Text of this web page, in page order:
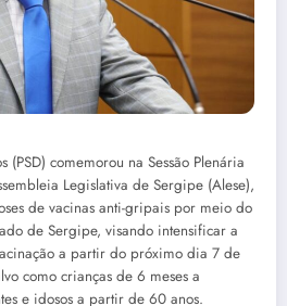
comemorou na Sessão Plenária
Legislativa de Sergipe (Alese),
de vacinas anti-gripais por meio do
de Sergipe, visando intensificar a
a partir do próximo dia 7 de
como crianças de 6 meses a
e idosos a partir de 60 anos.